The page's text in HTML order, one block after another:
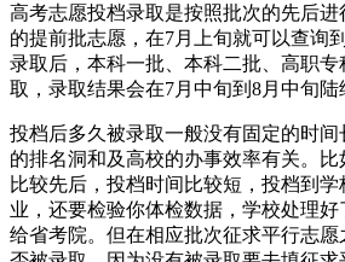
高考志愿投档录取是按照批次的先后
的提前批志愿，在7月上旬就可以查询
录取后，本科一批、本科二批、高职
取，录取结果会在7月中旬到8月中旬陆
投档后多久被录取一般没有固定的时
的排名洞和及高校的办事效率有关。
比较先后，投档时间比较短，投档到
业，还要检验你体检数据，学校处理
给省考院。但在相应批次征求平行志